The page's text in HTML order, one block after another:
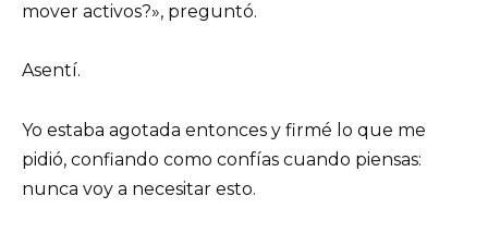
mover activos?», preguntó.
Asentí.
Yo estaba agotada entonces y firmé lo que me
pidió, confiando como confías cuando piensas:
nunca voy a necesitar esto.